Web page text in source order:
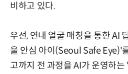
비하고 있다.
우선, 연내 얼굴 매칭을 통한 AI
울 안심 아이(Seoul Safe Eye)'
고까지 전 과정을 AI가 운영하